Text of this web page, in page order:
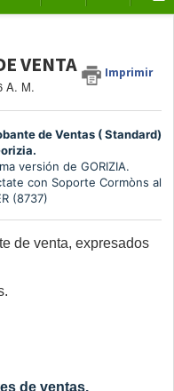
VENTA Imprimir
A. M.
de Ventas ( Standard)
versión de GORIZIA.
con Soporte Cormòns al
(8737)
de venta, expresados
de ventas.